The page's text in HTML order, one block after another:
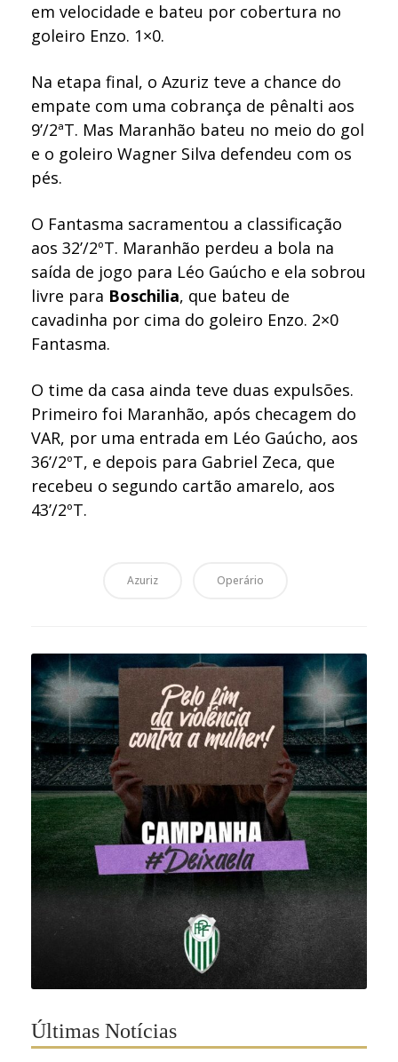
em velocidade e bateu por cobertura no
goleiro Enzo. 1×0.
Na etapa final, o Azuriz teve a chance do
empate com uma cobrança de pênalti aos
9’/2ªT. Mas Maranhão bateu no meio do gol
e o goleiro Wagner Silva defendeu com os
pés.
O Fantasma sacramentou a classificação
aos 32’/2ºT. Maranhão perdeu a bola na
saída de jogo para Léo Gaúcho e ela sobrou
livre para Boschilia, que bateu de
cavadinha por cima do goleiro Enzo. 2×0
Fantasma.
O time da casa ainda teve duas expulsões.
Primeiro foi Maranhão, após checagem do
VAR, por uma entrada em Léo Gaúcho, aos
36’/2ºT, e depois para Gabriel Zeca, que
recebeu o segundo cartão amarelo, aos
43’/2ºT.
Azuriz Operário
Últimas Notícias